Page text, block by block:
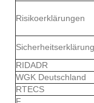
Risikoerklärungen
RIDADR
WGK Deutschland
RTECS
F.